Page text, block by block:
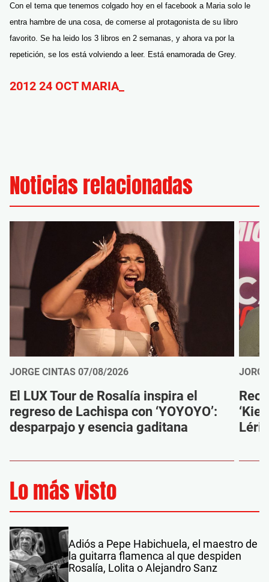
Con el tema que tenemos colgado hoy en el facebook a Maria solo le
entra hambre de una cosa, de comerse al protagonista de su libro
favorito. Se ha leido los 3 libros en 2 semanas, y ahora va por la
repetición, se los está volviendo a leer. Está enamorada de Grey.
2012 24 OCT MARIA_
Noticias relacionadas
JORGE CINTAS 07/08/2026
El LUX Tour de Rosalía inspira el
regreso de Lachispa con ‘YOYOYO’:
desparpajo y esencia gaditana
Lo más visto
Adiós a Pepe Habichuela, el maestro de
la guitarra flamenca al que despiden
Rosalía, Lolita o Alejandro Sanz